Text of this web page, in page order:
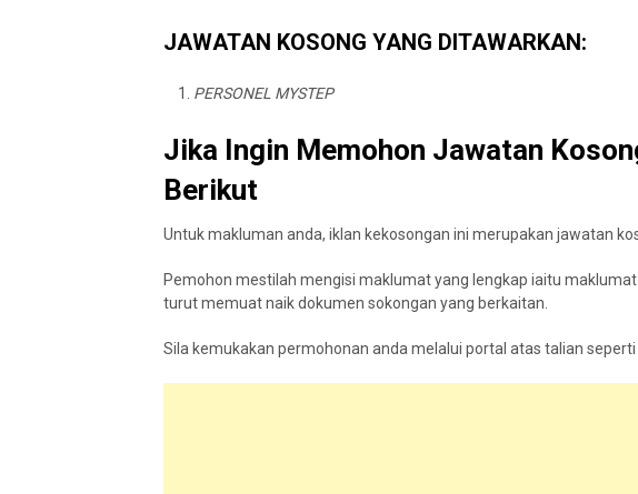
JAWATAN KOSONG YANG DITAWARKAN:
PERSONEL MYSTEP
Jika Ingin Memohon Jawatan
Berikut
Untuk makluman anda, iklan kekosongan ini merupakan jawatan
Pemohon mestilah mengisi maklumat yang lengkap iaitu
turut memuat naik dokumen sokongan yang berkaitan.
Sila kemukakan permohonan anda melalui portal atas talian